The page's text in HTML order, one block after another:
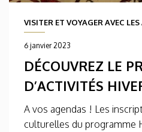
VISITER ET VOYAGER AVEC
6 janvier 2023
DÉCOUVREZ LE
D’ACTIVITÉS
A vos agendas ! Les
culturelles du programme